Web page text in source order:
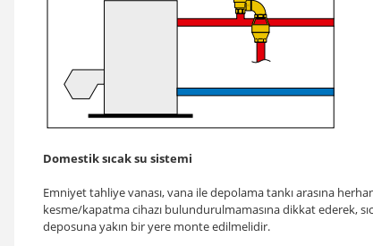
Domestik sıcak su sistemi
Emniyet tahliye vanası, vana ile depolama tankı arasına
kesme/kapatma cihazı bulundurulmamasına dikkat ederek,
deposuna yakın bir yere monte edilmelidir.